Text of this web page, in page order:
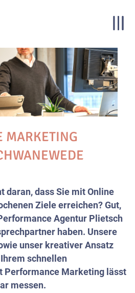
MARKETING
daran, dass Sie mit Online
Ziele erreichen? Gut,
Agentur Plietsch
haben. Unsere
unser kreativer Ansatz
schnellen
Performance Marketing lässt
messen.